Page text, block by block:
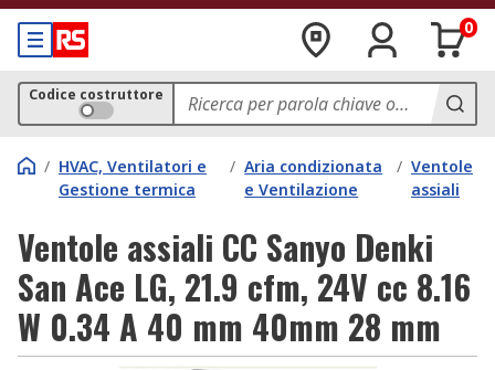
0
Codice costruttore
/ HVAC, Ventilatori e
Gestione termica
/ Aria condizionata
e Ventilazione
/ Ventole
assiali
Ventole assiali CC Sanyo Denki
San Ace LG, 21.9 cfm, 24V cc 8.16
W 0.34 A 40 mm 40mm 28 mm